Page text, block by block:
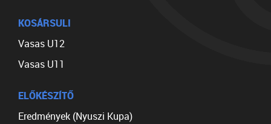
KOSÁRSULI
Vasas U12
Vasas U11
ELŐKÉSZÍTŐ
Eredmények (Nyuszi Kupa)